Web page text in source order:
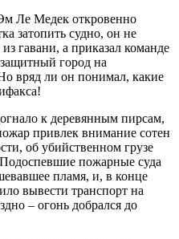
Ле Медек откровенно
затопить судно, он не
гавани, а приказал команде
город на
вряд ли он понимал, какие
к деревянным пирсам,
привлек внимание сотен
об убийственном грузе
пожарные суда
пламя, и, в конце
вывести транспорт на
– огонь добрался до